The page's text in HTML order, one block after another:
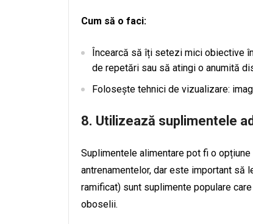
Cum să o faci:
Încearcă să îți setezi mici obiective
de repetări sau să atingi o anumită
Folosește tehnici de vizualizare:
8. Utilizează suplimentele
Suplimentele alimentare pot fi o
antrenamentelor, dar este important să
ramificat) sunt suplimente populare
oboselii.